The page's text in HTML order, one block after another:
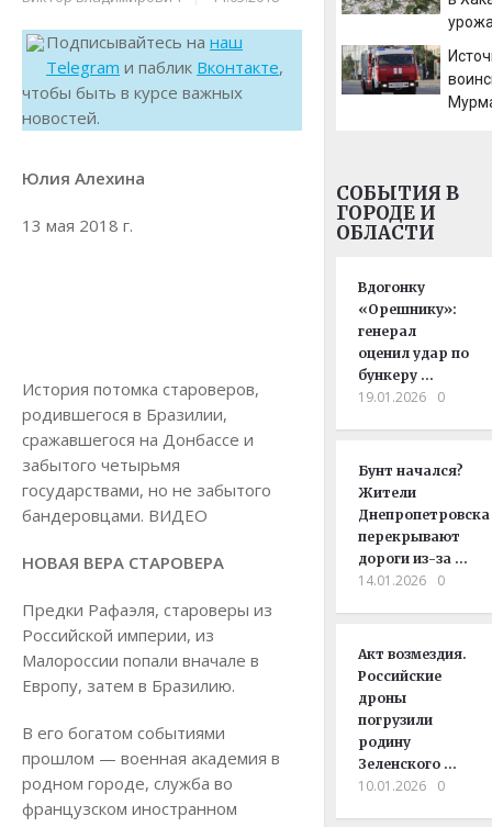
Подписывайтесь на наш
Telegram и паблик Вконтакте,
чтобы быть в курсе важных
новостей.
Юлия Алехина
13 мая 2018 г.
История потомка староверов,
родившегося в Бразилии,
сражавшегося на Донбассе и
забытого четырьмя
государствами, но не забытого
бандеровцами. ВИДЕО
НОВАЯ ВЕРА СТАРОВЕРА
Предки Рафаэля, староверы из
Российской империи, из
Малороссии попали вначале в
Европу, затем в Бразилию.
В его богатом событиями
прошлом — военная академия в
родном городе, служба во
французском иностранном
СОБЫТИЯ В
ГОРОДЕ И
ОБЛАСТИ
Вдогонку
«Орешнику»:
генерал
оценил удар по
бункеру …
19.01.2026 0
Бунт начался?
Жители
Днепропетровска
перекрывают
дороги из-за …
14.01.2026 0
Акт возмездия.
Российские
дроны
погрузили
родину
Зеленского …
10.01.2026 0